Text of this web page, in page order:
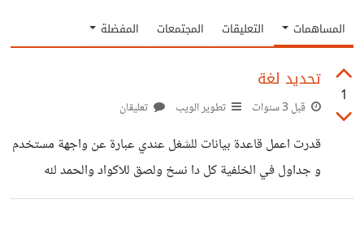
المساهمات التعليقات المجتمعات المفضلة
1
تحديد لغة
قبل 3 سنوات تطوير الويب تعليقان
قدرت اعمل قاعدة بيانات للشغل عندي عبارة عن واجهة مستخدم
و جداول في الخلفية كل دا نسخ ولصق للاكواد والحمد لله
وشركتي وفرت لي سيرفر داخلي وعايز ابدا اطور قاعدة البيانات